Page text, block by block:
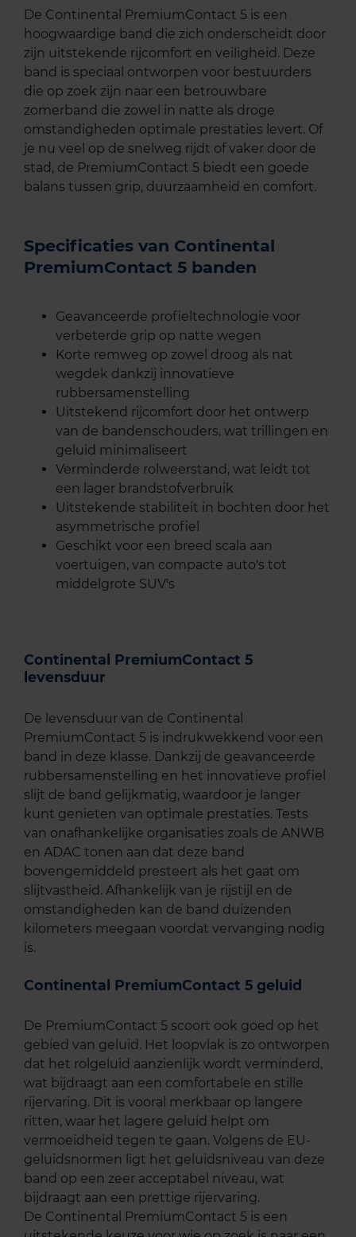
De Continental PremiumContact 5 is een
hoogwaardige band die zich onderscheidt door
zijn uitstekende rijcomfort en veiligheid. Deze
band is speciaal ontworpen voor bestuurders
die op zoek zijn naar een betrouwbare
zomerband die zowel in natte als droge
omstandigheden optimale prestaties levert. Of
je nu veel op de snelweg rijdt of vaker door de
stad, de PremiumContact 5 biedt een goede
balans tussen grip, duurzaamheid en comfort.
Specificaties van Continental
PremiumContact 5 banden
Geavanceerde profieltechnologie voor
verbeterde grip op natte wegen
Korte remweg op zowel droog als nat
wegdek dankzij innovatieve
rubbersamenstelling
Uitstekend rijcomfort door het ontwerp
van de bandenschouders, wat trillingen en
geluid minimaliseert
Verminderde rolweerstand, wat leidt tot
een lager brandstofverbruik
Uitstekende stabiliteit in bochten door het
asymmetrische profiel
Geschikt voor een breed scala aan
voertuigen, van compacte auto's tot
middelgrote SUV's
Continental PremiumContact 5
levensduur
De levensduur van de Continental
PremiumContact 5 is indrukwekkend voor een
band in deze klasse. Dankzij de geavanceerde
rubbersamenstelling en het innovatieve profiel
slijt de band gelijkmatig, waardoor je langer
kunt genieten van optimale prestaties. Tests
van onafhankelijke organisaties zoals de ANWB
en ADAC tonen aan dat deze band
bovengemiddeld presteert als het gaat om
slijtvastheid. Afhankelijk van je rijstijl en de
omstandigheden kan de band duizenden
kilometers meegaan voordat vervanging nodig
is.
Continental PremiumContact 5 geluid
De PremiumContact 5 scoort ook goed op het
gebied van geluid. Het loopvlak is zo ontworpen
dat het rolgeluid aanzienlijk wordt verminderd,
wat bijdraagt aan een comfortabele en stille
rijervaring. Dit is vooral merkbaar op langere
ritten, waar het lagere geluid helpt om
vermoeidheid tegen te gaan. Volgens de EU-
geluidsnormen ligt het geluidsniveau van deze
band op een zeer acceptabel niveau, wat
bijdraagt aan een prettige rijervaring.
De Continental PremiumContact 5 is een